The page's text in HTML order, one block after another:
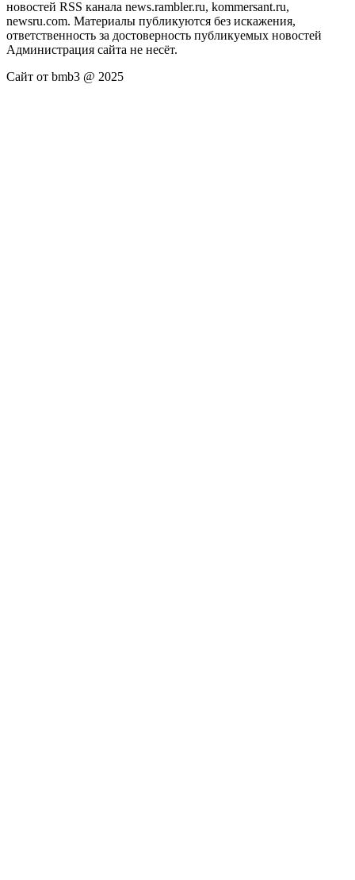
новостей RSS канала news.rambler.ru, kommersant.ru,
newsru.com. Материалы публикуются без искажения,
ответственность за достоверность публикуемых новостей
Администрация сайта не несёт.
Сайт от bmb3 @ 2025